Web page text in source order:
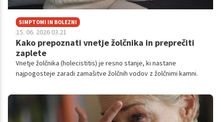
SIMPTOMI IN BOLEZNI
15. 06. 2026 03.21
Kako prepoznati vnetje žolčnika in preprečiti
zaplete
Vnetje žolčnika (holecistitis) je resno stanje, ki nastane
najpogosteje zaradi zamašitve žolčnih vodov z žolčnimi kamni.